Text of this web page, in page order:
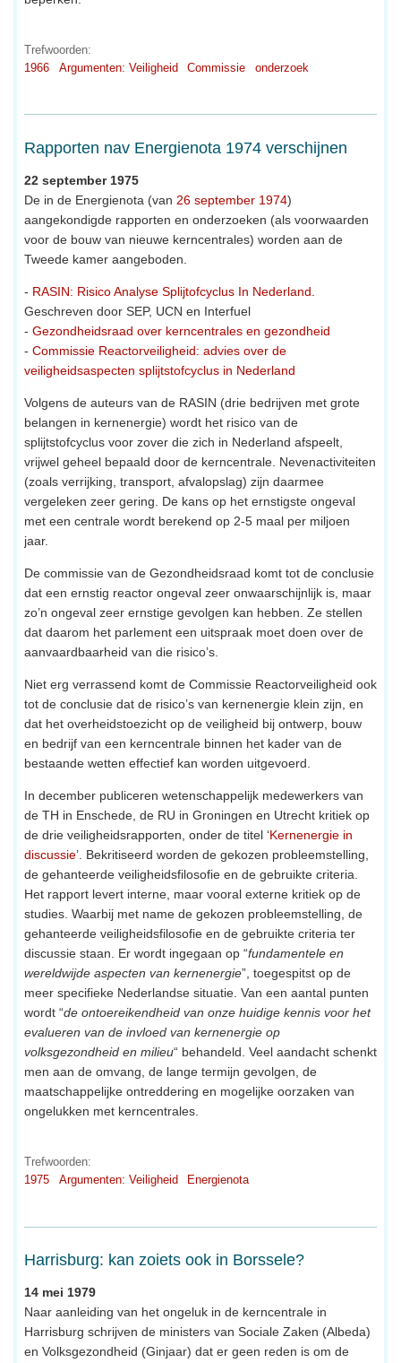
Trefwoorden:
1966
Argumenten: Veiligheid Commissie onderzoek
Rapporten nav Energienota 1974 verschijnen
22 september 1975
De in de Energienota (van 26 september 1974)
aangekondigde rapporten en onderzoeken (als voorwaarden
voor de bouw van nieuwe kerncentrales) worden aan de
Tweede kamer aangeboden.
- RASIN: Risico Analyse Splijtofcyclus In Nederland
Geschreven door SEP, UCN en Interfuel
- Gezondheidsraad over kerncentrales en gezondheid
- Commissie Reactorveiligheid: advies over de
veiligheidsaspecten splijtstofcyclus in Nederland
Volgens de auteurs van de RASIN (drie bedrijven met grote
belangen in kernenergie) wordt het risico van de
splijtstofcyclus voor zover die zich in Nederland afspeelt,
vrijwel geheel bepaald door de kerncentrale. Nevenactiviteiten
(zoals verrijking, transport, afvalopslag) zijn daarmee
vergeleken zeer gering. De kans op het ernstigste ongeval
met een centrale wordt berekend op 2-5 maal per miljoen
jaar.
De commissie van de Gezondheidsraad komt tot de conclusie
dat een ernstig reactor ongeval zeer onwaarschijnlijk is, maar
zo’n ongeval zeer ernstige gevolgen kan hebben. Ze stellen
dat daarom het parlement een uitspraak moet doen over de
aanvaardbaarheid van die risico’s.
Niet erg verrassend komt de Commissie Reactorveiligheid ook
tot de conclusie dat de risico’s van kernenergie klein zijn, en
dat het overheidstoezicht op de veiligheid bij ontwerp, bouw
en bedrijf van een kerncentrale binnen het kader van de
bestaande wetten effectief kan worden uitgevoerd.
In december publiceren wetenschappelijk medewerkers van
de TH in Enschede, de RU in Groningen en Utrecht kritiek op
de drie veiligheidsrapporten, onder de titel ‘Kernenergie in
discussie’. Bekritiseerd worden de gekozen probleemstelling,
de gehanteerde veiligheidsfilosofie en de gebruikte criteria.
Het rapport levert interne, maar vooral externe kritiek op de
studies. Waarbij met name de gekozen probleemstelling, de
gehanteerde veiligheidsfilosofie en de gebruikte criteria ter
discussie staan. Er wordt ingegaan op “fundamentele en
wereldwijde aspecten van kernenergie”, toegespitst op de
meer specifieke Nederlandse situatie. Van een aantal punten
wordt “de ontoereikendheid van onze huidige kennis voor het
evalueren van de invloed van kernenergie op
volksgezondheid en milieu“ behandeld. Veel aandacht schenkt
men aan de omvang, de lange termijn gevolgen, de
maatschappelijke ontreddering en mogelijke oorzaken van
ongelukken met kerncentrales.
Trefwoorden:
1975
Argumenten: Veiligheid Energienota
Harrisburg: kan zoiets ook in Borssele?
14 mei 1979
Naar aanleiding van het ongeluk in de kerncentrale in
Harrisburg schrijven de ministers van Sociale Zaken (Albeda)
en Volksgezondheid (Ginjaar) dat er geen reden is om de